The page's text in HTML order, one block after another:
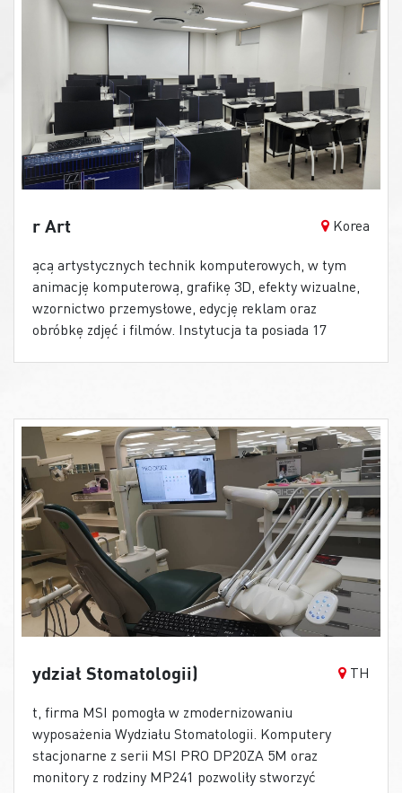
wykorzystywane są do programów treningowych i
szkoleniowych.
r Art Korea
ącą artystycznych technik komputerowych, w tym
animację komputerową, grafikę 3D, efekty wizualne,
wzornictwo przemysłowe, edycję reklam oraz
obróbkę zdjęć i filmów. Instytucja ta posiada 17
szkolenia w zakresie zaawansowanych technologii
wizualnych. Aby sprostać tej potrzebie, Akademia
Sztuki Komputerowej SBS zainstalowała w swoich
wszystkich oddziałach monitory MSI PRO MP242.
Dzięki temu zwiększono efektywność programów
szkoleniowych.
ydział Stomatologii) TH
t, firma MSI pomogła w zmodernizowaniu
wyposażenia Wydziału Stomatologii. Komputery
stacjonarne z serii MSI PRO DP20ZA 5M oraz
monitory z rodziny MP241 pozwoliły stworzyć